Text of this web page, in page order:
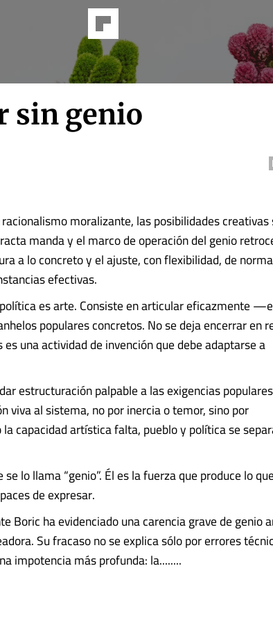
sin genio
moralizante, las posibilidades creativas
manda y el marco de operación del genio
a lo concreto y el ajuste, con flexibilidad, de
efectivas.
es arte. Consiste en articular eficazmente
populares concretos. No se deja encerrar en
una actividad de invención que debe adaptarse a
estructuración palpable a las exigencias
viva al sistema, no por inercia o temor, sino por
capacidad artística falta, pueblo y política se
lo llama “genio”. Él es la fuerza que produce lo
de expresar.
Boric ha evidenciado una carencia grave de genio
Su fracaso no se explica sólo por errores
impotencia más profunda: la........